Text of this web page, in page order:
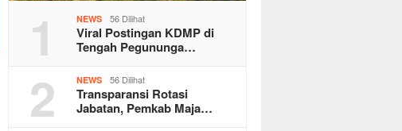
1 NEWS 56 Dilihat
Viral Postingan KDMP di
Tengah Pegununga…
2 NEWS 56 Dilihat
Transparansi Rotasi
Jabatan, Pemkab Maja…